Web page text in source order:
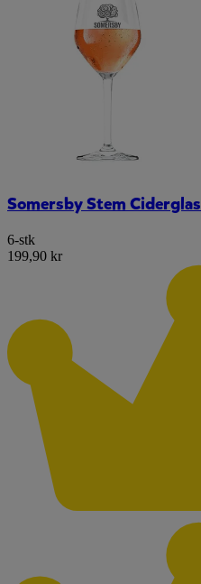
Somersby Stem Ciderglas
6-stk
199,90 kr